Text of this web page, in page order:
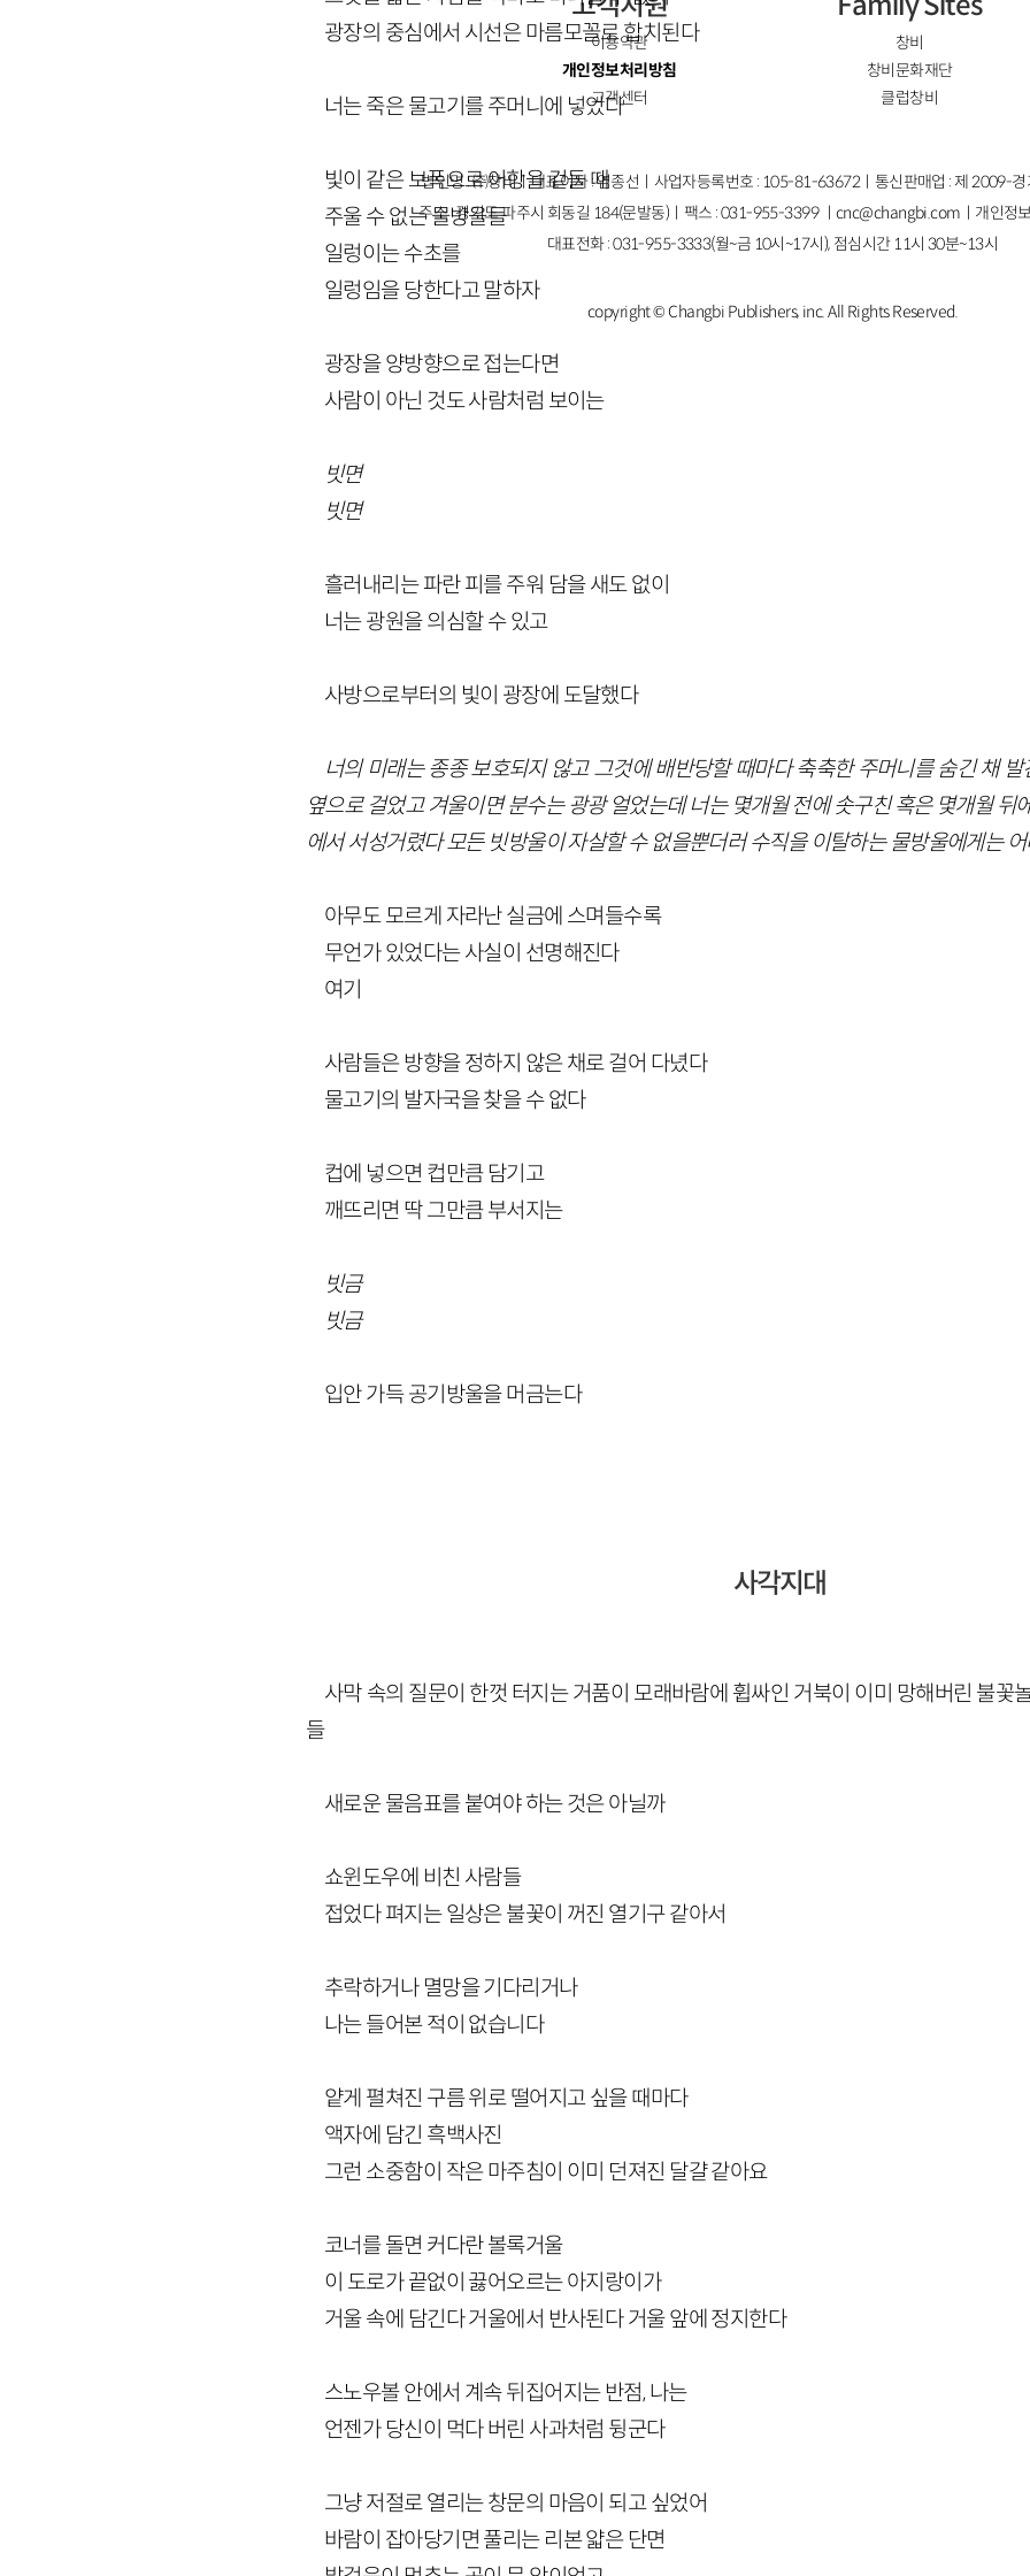
광장의 중심에서 시선은 마름모꼴로 합치된다
너는 죽은 물고기를 주머니에 넣었다
빛이 같은 보폭으로 어항을 겉돌 때
주울 수 없는 물방울들
일렁이는 수초를
일렁임을 당한다고 말하자
광장을 양방향으로 접는다면
사람이 아닌 것도 사람처럼 보이는
빗면
빗면
흘러내리는 파란 피를 주워 담을 새도 없이
너는 광원을 의심할 수 있고
사방으로부터의 빛이 광장에 도달했다
너의 미래는 종종 보호되지 않고 그것에 배반당할 때마다 축축한 주머니를 숨긴 채
옆으로 걸었고 겨울이면 분수는 광광 얼었는데 너는 몇개월 전에 솟구친 혹은 몇개월 뒤
에서 서성거렸다 모든 빗방울이 자살할 수 없을뿐더러 수직을 이탈하는 물방울에게는
아무도 모르게 자라난 실금에 스며들수록
무언가 있었다는 사실이 선명해진다
여기
사람들은 방향을 정하지 않은 채로 걸어 다녔다
물고기의 발자국을 찾을 수 없다
컵에 넣으면 컵만큼 담기고
깨뜨리면 딱 그만큼 부서지는
빗금
빗금
입안 가득 공기방울을 머금는다
사각지대
사막 속의 질문이 한껏 터지는 거품이 모래바람에 휩싸인 거북이 이미 망해버린 불꽃
들
새로운 물음표를 붙여야 하는 것은 아닐까
쇼윈도우에 비친 사람들
접었다 펴지는 일상은 불꽃이 꺼진 열기구 같아서
추락하거나 멸망을 기다리거나
나는 들어본 적이 없습니다
얕게 펼쳐진 구름 위로 떨어지고 싶을 때마다
액자에 담긴 흑백사진
그런 소중함이 작은 마주침이 이미 던져진 달걀 같아요
코너를 돌면 커다란 볼록거울
이 도로가 끝없이 끓어오르는 아지랑이가
거울 속에 담긴다 거울에서 반사된다 거울 앞에 정지한다
스노우볼 안에서 계속 뒤집어지는 반점, 나는
언젠가 당신이 먹다 버린 사과처럼 뒹군다
그냥 저절로 열리는 창문의 마음이 되고 싶었어
바람이 잡아당기면 풀리는 리본 얇은 단면
이용약관
개인정보처리방침
고객센터
창비
창비문화재단
클럽창비
법인명 : ㈜창비ㅣ대표이사 : 염종선ㅣ사업자등록번호 : 105-81-63672ㅣ통신판매업 : 제 2009-
주소 : 경기도 파주시 회동길 184(문발동)ㅣ팩스 : 031-955-3399 ㅣcnc@changbi.com ㅣ개인정
대표전화 : 031-955-3333(월~금 10시~17시), 점심시간 11시 30분~13시
copyright © Changbi Publishers, inc. All Rights Reserved.